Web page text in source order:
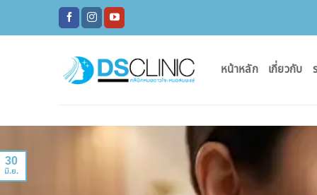
หน้าหลัก เกี่ยวกับ
30
มิ.ย.